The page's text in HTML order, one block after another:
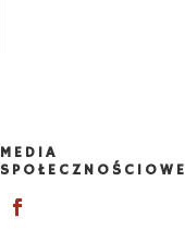
MEDIA
SPOŁECZNOŚCIOWE